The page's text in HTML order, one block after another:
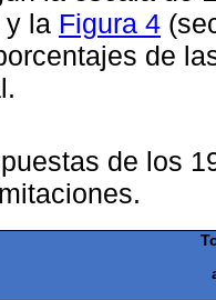
y la Figura 4
de
de los